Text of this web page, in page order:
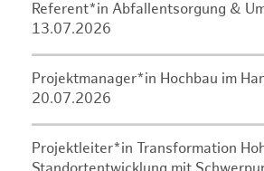
Referent*in Abfallentsorgung &
13.07.2026
Projektmanager*in Hochbau im
20.07.2026
Projektleiter*in Transformation